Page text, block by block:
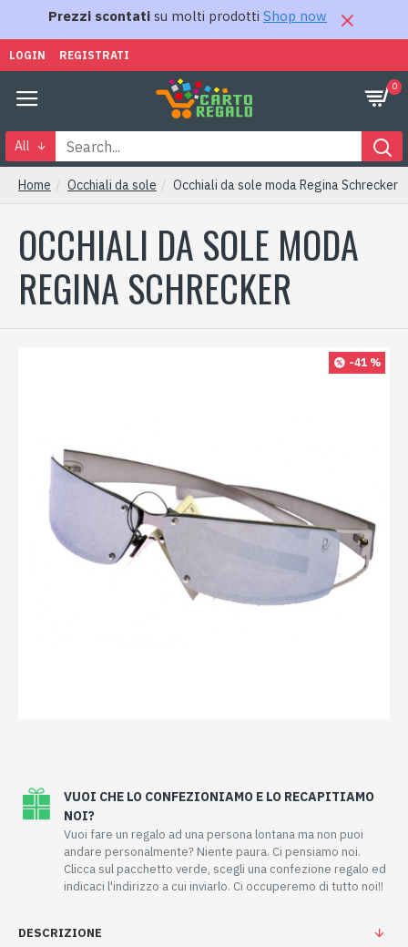
Prezzi scontati su molti prodotti Shop now
LOGIN REGISTRATI
0
All
Home Occhiali da sole Occhiali da sole moda Regina Schrecker
OCCHIALI DA SOLE MODA
REGINA SCHRECKER
-41 %
VUOI CHE LO CONFEZIONIAMO E LO RECAPITIAMO
NOI?
Vuoi fare un regalo ad una persona lontana ma non puoi
andare personalmente? Niente paura. Ci pensiamo noi.
Clicca sul pacchetto verde, scegli una confezione regalo ed
indicaci l'indirizzo a cui inviarlo. Ci occuperemo di tutto noi!!
DESCRIZIONE